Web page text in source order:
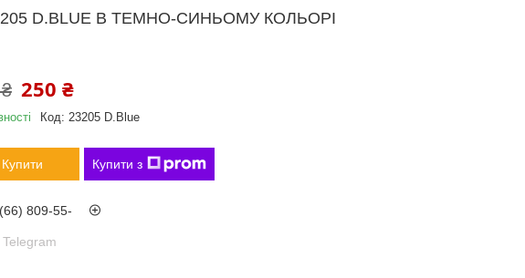
D.BLUE В ТЕМНО-СИНЬОМУ КОЛЬОРІ
250 ₴
Код: 23205 D.Blue
Купити Купити з
809-55-